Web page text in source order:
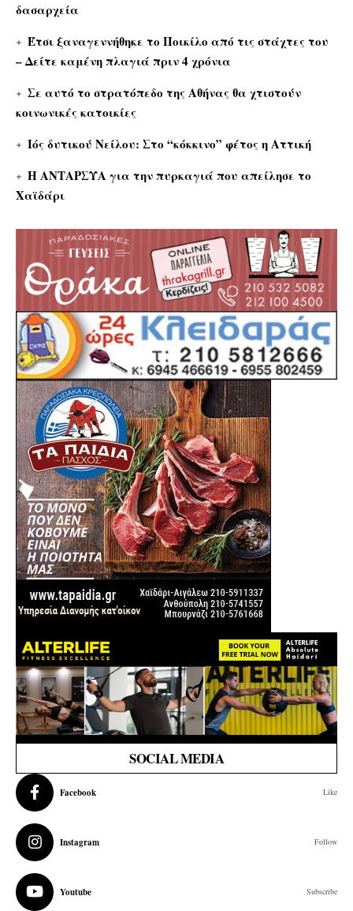
δασαρχεία
Έτσι ξαναγεννήθηκε το Ποικίλο από τις στάχτες του
– Δείτε καμένη πλαγιά πριν 4 χρόνια
Σε αυτό το στρατόπεδο της Αθήνας θα χτιστούν
κοινωνικές κατοικίες
Ιός δυτικού Νείλου: Στο “κόκκινο” φέτος η Αττική
Η ΑΝΤΑΡΣΥΑ για την πυρκαγιά που απείλησε το
Χαϊδάρι
SOCIAL MEDIA
Facebook Like
Instagram Follow
Youtube Subscribe